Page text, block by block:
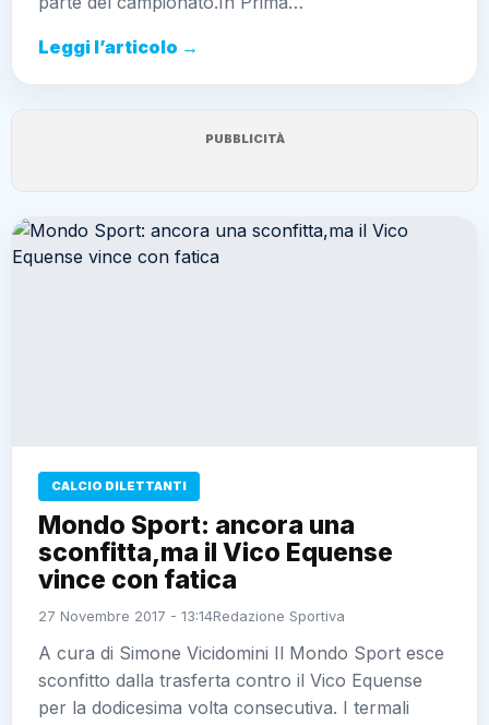
Leggi l’articolo →
PUBBLICITÀ
CALCIO DILETTANTI
Mondo Sport: ancora una
sconfitta,ma il Vico Equense
vince con fatica
27 Novembre 2017 - 13:14Redazione Sportiva
A cura di Simone Vicidomini Il Mondo Sport esce
sconfitto dalla trasferta contro il Vico Equense
per la dodicesima volta consecutiva. I termali